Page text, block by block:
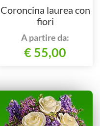
Coroncina laurea con
fiori
A partire da:
€ 55,00